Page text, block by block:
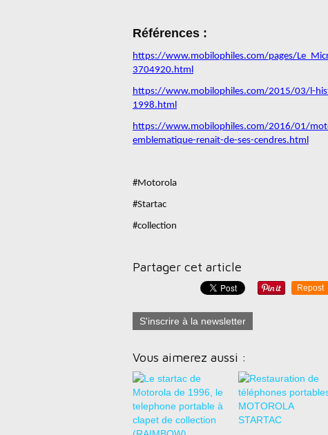
Références :
https://www.mobilophiles.com/pages/
3704920.html
https://www.mobilophiles.com/2015/03/l-
1998.html
https://www.mobilophiles.com/2016/01/
emblematique-renait-de-ses-cendres.html
#Motorola
#Startac
#collection
Partager cet article
Repost
S'inscrire à la newsletter
Vous aimerez aussi :